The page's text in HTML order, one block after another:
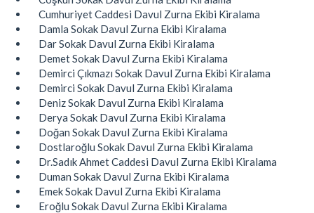
Cumhuriyet Caddesi Davul Zurna Ekibi Kiralama
Damla Sokak Davul Zurna Ekibi Kiralama
Dar Sokak Davul Zurna Ekibi Kiralama
Demet Sokak Davul Zurna Ekibi Kiralama
Demirci Çıkmazı Sokak Davul Zurna Ekibi Kiralama
Demirci Sokak Davul Zurna Ekibi Kiralama
Deniz Sokak Davul Zurna Ekibi Kiralama
Derya Sokak Davul Zurna Ekibi Kiralama
Doğan Sokak Davul Zurna Ekibi Kiralama
Dostlaroğlu Sokak Davul Zurna Ekibi Kiralama
Dr.Sadık Ahmet Caddesi Davul Zurna Ekibi Kiralama
Duman Sokak Davul Zurna Ekibi Kiralama
Emek Sokak Davul Zurna Ekibi Kiralama
Eroğlu Sokak Davul Zurna Ekibi Kiralama